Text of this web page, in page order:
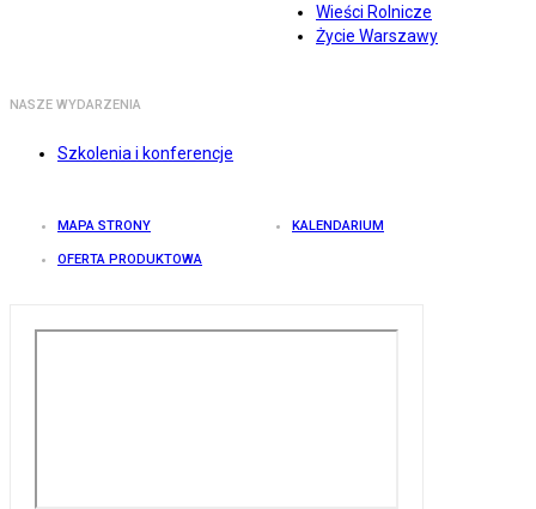
Wieści Rolnicze
Życie Warszawy
NASZE WYDARZENIA
Szkolenia i konferencje
MAPA STRONY KALENDARIUM
OFERTA PRODUKTOWA